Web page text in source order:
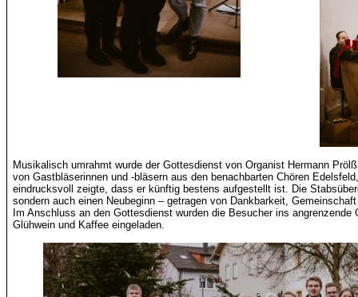
Musikalisch umrahmt wurde der Gottesdienst von Organist Hermann
von Gastbläserinnen und -bläsern aus den benachbarten Chören
eindrucksvoll zeigte, dass er künftig bestens aufgestellt ist. Die
sondern auch einen Neubeginn – getragen von Dankbarkeit,
Im Anschluss an den Gottesdienst wurden die Besucher ins angrenzende
Glühwein und Kaffee eingeladen.